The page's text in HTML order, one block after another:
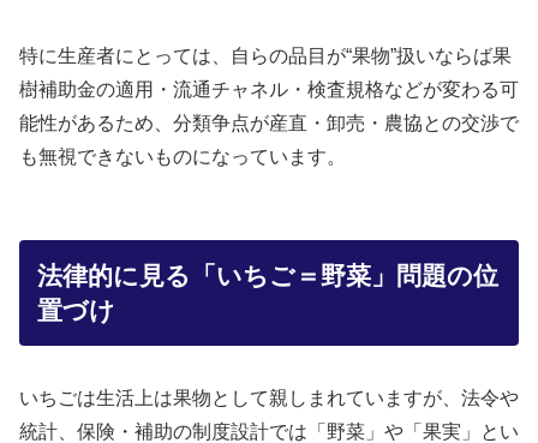
特に生産者にとっては、自らの品目が“果物”扱いならば果
樹補助金の適用・流通チャネル・検査規格などが変わる可
能性があるため、分類争点が産直・卸売・農協との交渉で
も無視できないものになっています。
法律的に見る「いちご＝野菜」問題の位
置づけ
いちごは生活上は果物として親しまれていますが、法令や
統計、保険・補助の制度設計では「野菜」や「果実」とい